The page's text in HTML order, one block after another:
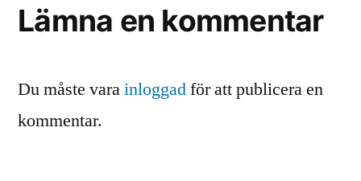
Lämna en kommentar
Du måste varainloggadför att publicera en
kommentar.